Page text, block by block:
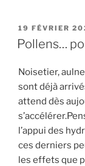
PUBLIÉ
LE
19 FÉVRIER
Pollens…
Noisetier,
sont déjà
attend dès
l’appui des
ces derniers
les effets que